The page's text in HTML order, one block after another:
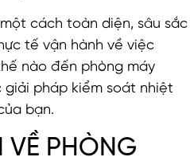
cách toàn diện, sâu sắc
tế vận hành về việc
nào đến phòng máy
giải pháp kiểm soát nhiệt
bạn.
VỀ PHÒNG